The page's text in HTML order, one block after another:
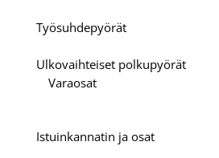
Työsuhdepyörät
Ulkovaihteiset polkupyörät
Varaosat
Istuinkannatin ja osat